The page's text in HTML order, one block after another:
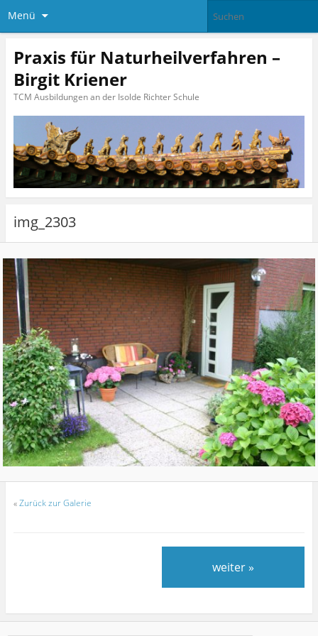
Menü
Praxis für Naturheilverfahren –
Birgit Kriener
TCM Ausbildungen an der Isolde Richter Schule
img_2303
«Zurück zur Galerie
weiter »